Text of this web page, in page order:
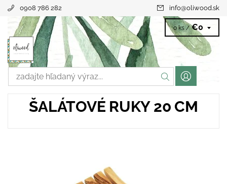
0908 786 282 info@oliwood.sk
0 ks / €0
ŠALÁTOVÉ RUKY 20 CM